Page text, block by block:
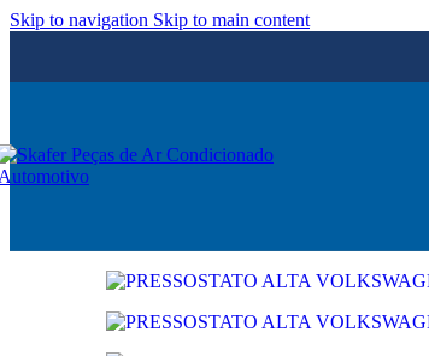
Skip to navigation Skip to main content